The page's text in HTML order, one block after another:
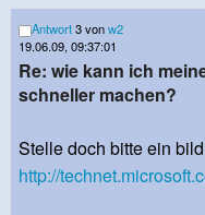
Antwort3 vonw2
19.06.09, 09:37:01
Re: wie kann ich
schneller machen?
Stelle doch bitte ein
http://